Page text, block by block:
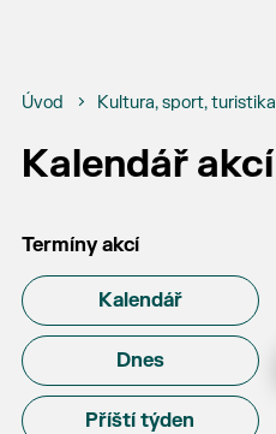
Úvod Kultura, sport, turistika
Kalendář akcí
Termíny akcí
Kalendář
Dnes
Příští týden